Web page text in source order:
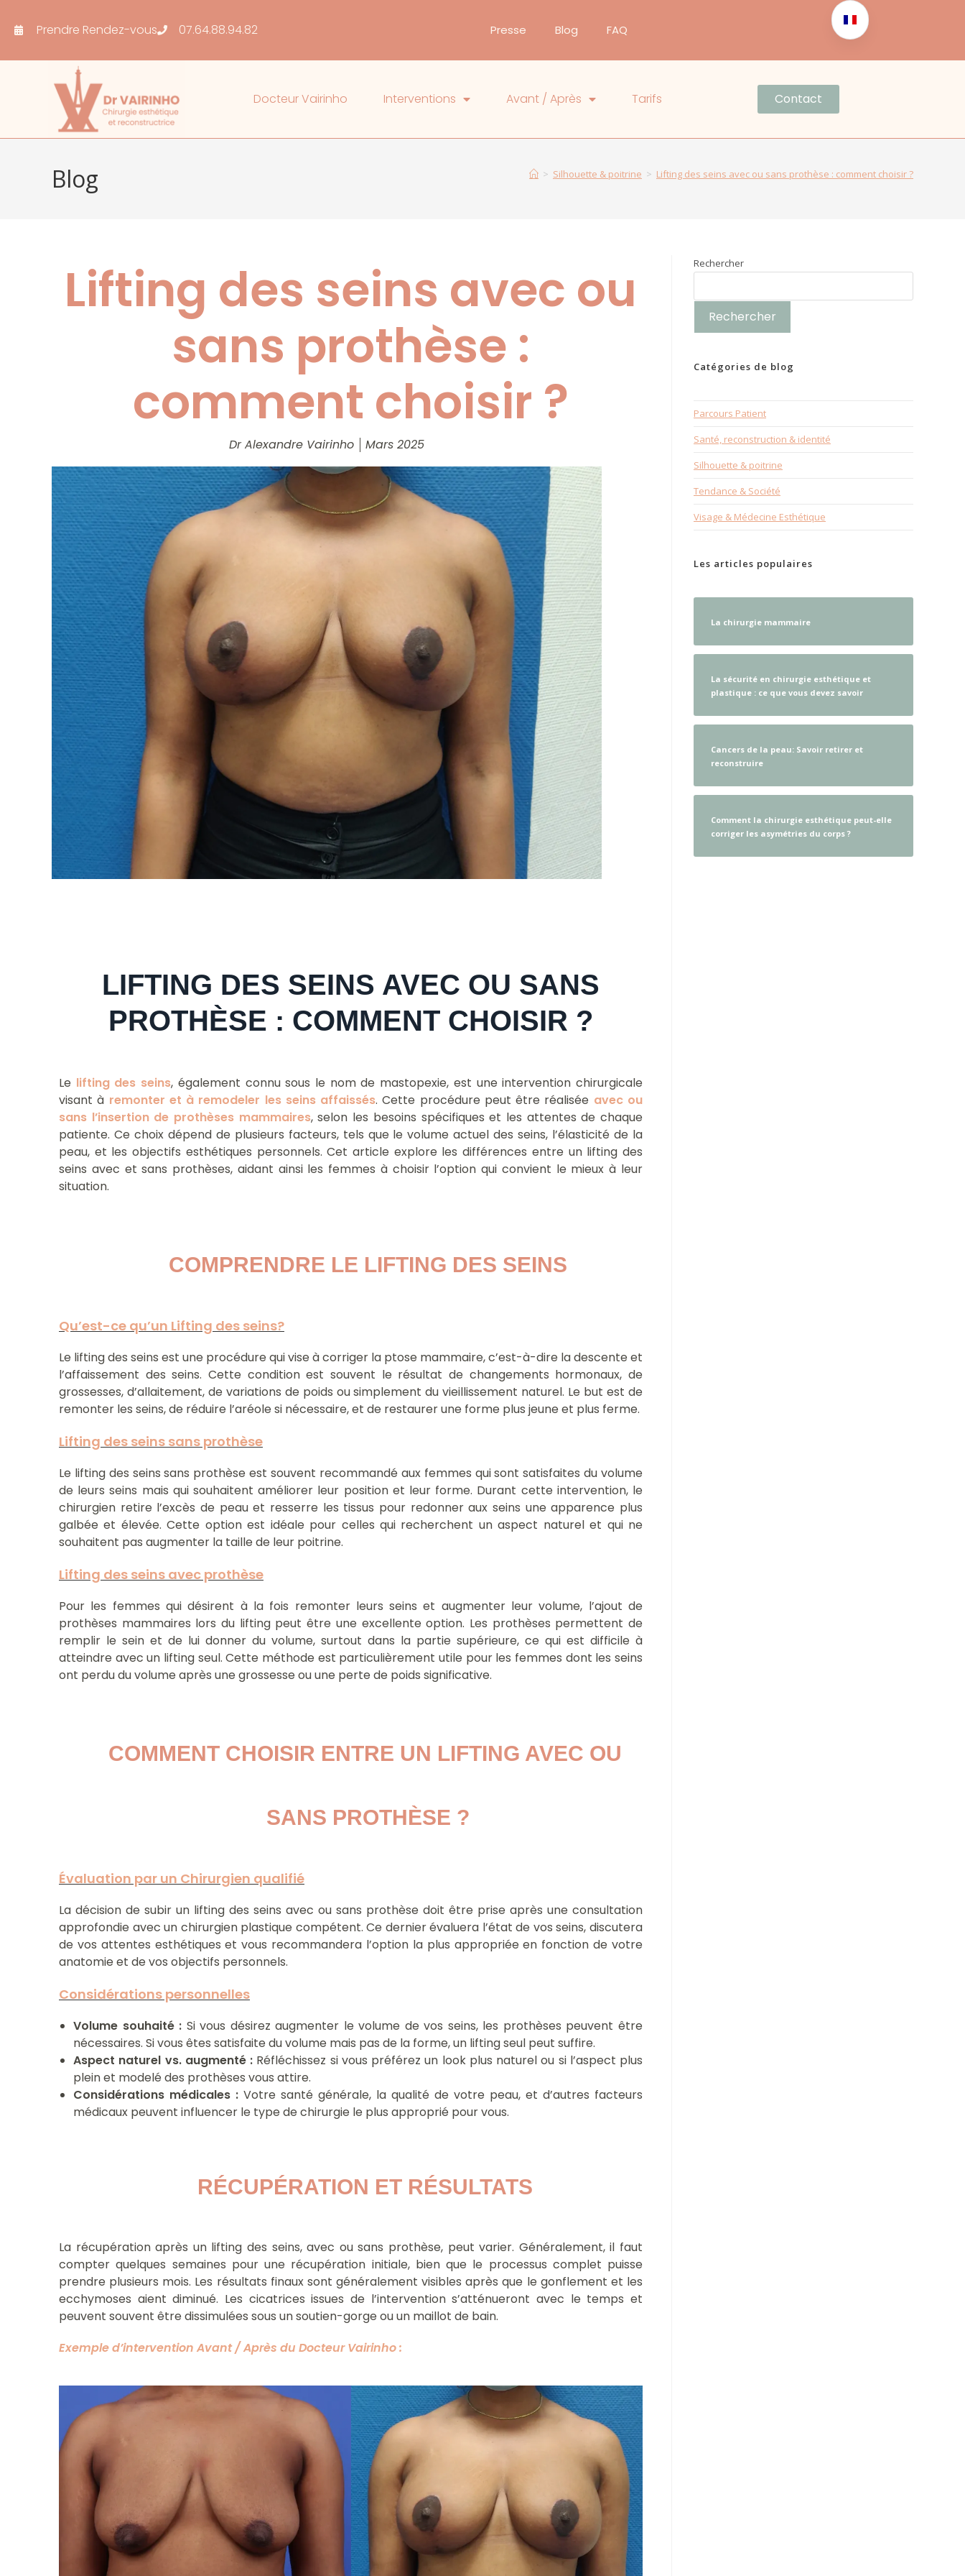
Prendre Rendez-vous 07.64.88.94.82 Presse Blog FAQ
Docteur Vairinho Interventions Avant / Après Tarifs Contact
Blog > Silhouette & poitrine > Lifting des seins avec ou sans prothèse : comment choisir ?
Lifting des seins avec ou
sans prothèse :
comment choisir ?
Dr Alexandre Vairinho Mars 2025
LIFTING DES SEINS AVEC OU SANS
PROTHÈSE : COMMENT CHOISIR ?
Le lifting des seins, également connu sous le nom de mastopexie, est une intervention chirurgicale
visant à remonter et à remodeler les seins affaissés. Cette procédure peut être réalisée avec ou
sans l’insertion de prothèses mammaires, selon les besoins spécifiques et les attentes de chaque
patiente. Ce choix dépend de plusieurs facteurs, tels que le volume actuel des seins, l’élasticité de la
peau, et les objectifs esthétiques personnels. Cet article explore les différences entre un lifting des
seins avec et sans prothèses, aidant ainsi les femmes à choisir l’option qui convient le mieux à leur
situation.
COMPRENDRE LE LIFTING DES SEINS
Qu’est-ce qu’un Lifting des seins?
Le lifting des seins est une procédure qui vise à corriger la ptose mammaire, c’est-à-dire la descente et
l’affaissement des seins. Cette condition est souvent le résultat de changements hormonaux, de
grossesses, d’allaitement, de variations de poids ou simplement du vieillissement naturel. Le but est de
remonter les seins, de réduire l’aréole si nécessaire, et de restaurer une forme plus jeune et plus ferme.
Lifting des seins sans prothèse
Le lifting des seins sans prothèse est souvent recommandé aux femmes qui sont satisfaites du volume
de leurs seins mais qui souhaitent améliorer leur position et leur forme. Durant cette intervention, le
chirurgien retire l’excès de peau et resserre les tissus pour redonner aux seins une apparence plus
galbée et élevée. Cette option est idéale pour celles qui recherchent un aspect naturel et qui ne
souhaitent pas augmenter la taille de leur poitrine.
Lifting des seins avec prothèse
Pour les femmes qui désirent à la fois remonter leurs seins et augmenter leur volume, l’ajout de
prothèses mammaires lors du lifting peut être une excellente option. Les prothèses permettent de
remplir le sein et de lui donner du volume, surtout dans la partie supérieure, ce qui est difficile à
atteindre avec un lifting seul. Cette méthode est particulièrement utile pour les femmes dont les seins
ont perdu du volume après une grossesse ou une perte de poids significative.
COMMENT CHOISIR ENTRE UN LIFTING AVEC OU
SANS PROTHÈSE ?
Évaluation par un Chirurgien qualifié
La décision de subir un lifting des seins avec ou sans prothèse doit être prise après une consultation
approfondie avec un chirurgien plastique compétent. Ce dernier évaluera l’état de vos seins, discutera
de vos attentes esthétiques et vous recommandera l’option la plus appropriée en fonction de votre
anatomie et de vos objectifs personnels.
Considérations personnelles
Volume souhaité : Si vous désirez augmenter le volume de vos seins, les prothèses peuvent être
nécessaires. Si vous êtes satisfaite du volume mais pas de la forme, un lifting seul peut suffire.
Aspect naturel vs. augmenté : Réfléchissez si vous préférez un look plus naturel ou si l’aspect plus
plein et modelé des prothèses vous attire.
Considérations médicales : Votre santé générale, la qualité de votre peau, et d’autres facteurs
médicaux peuvent influencer le type de chirurgie le plus approprié pour vous.
RÉCUPÉRATION ET RÉSULTATS
La récupération après un lifting des seins, avec ou sans prothèse, peut varier. Généralement, il faut
compter quelques semaines pour une récupération initiale, bien que le processus complet puisse
prendre plusieurs mois. Les résultats finaux sont généralement visibles après que le gonflement et les
ecchymoses aient diminué. Les cicatrices issues de l’intervention s’atténueront avec le temps et
peuvent souvent être dissimulées sous un soutien-gorge ou un maillot de bain.
Exemple d’intervention Avant / Après du Docteur Vairinho:
Rechercher
Rechercher
Catégories de blog
Parcours Patient
Santé, reconstruction & identité
Silhouette & poitrine
Tendance & Société
Visage & Médecine Esthétique
Les articles populaires
La chirurgie mammaire
La sécurité en chirurgie esthétique et
plastique : ce que vous devez savoir
Cancers de la peau: Savoir retirer et
reconstruire
Comment la chirurgie esthétique peut-elle
corriger les asymétries du corps ?